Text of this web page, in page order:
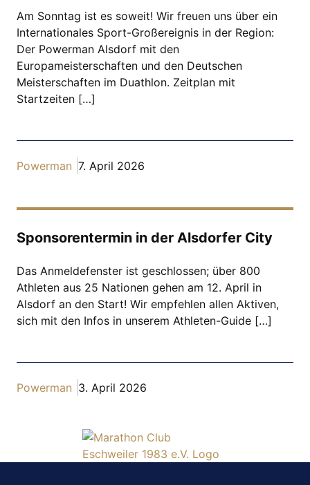
Am Sonntag ist es soweit! Wir freuen uns über ein
Internationales Sport-Großereignis in der Region:
Der Powerman Alsdorf mit den
Europameisterschaften und den Deutschen
Meisterschaften im Duathlon. Zeitplan mit
Startzeiten […]
Powerman 7. April 2026
Sponsorentermin in der Alsdorfer City
Das Anmeldefenster ist geschlossen; über 800
Athleten aus 25 Nationen gehen am 12. April in
Alsdorf an den Start! Wir empfehlen allen Aktiven,
sich mit den Infos in unserem Athleten-Guide […]
Powerman 3. April 2026